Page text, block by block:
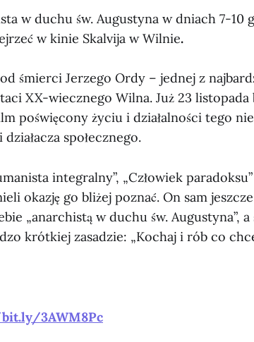
w duchu św. Augustyna w dniach 7-10
w kinie Skalvija w Wilnie.
śmierci Jerzego Ordy – jednej z
XX-wiecznego Wilna. Już 23 listopada
poświęcony życiu i działalności tego
społecznego.
integralny”, „Człowiek
okazję go bliżej poznać. On sam
„anarchistą w duchu św. Augustyna”,
krótkiej zasadzie: „Kochaj i rób co
3AWM8Pc